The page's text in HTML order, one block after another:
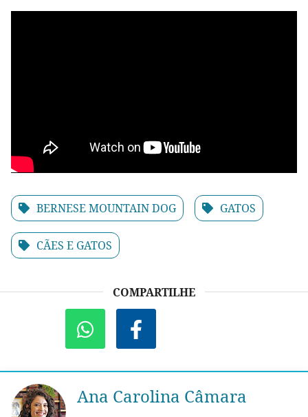
BERNESE MOUNTAIN DOG GATOS
CÃES E GATOS
COMPARTILHE
Ana Carolina Câmara